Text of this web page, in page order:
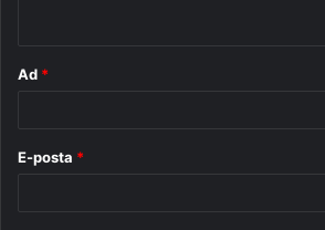
Ad *
E-posta *